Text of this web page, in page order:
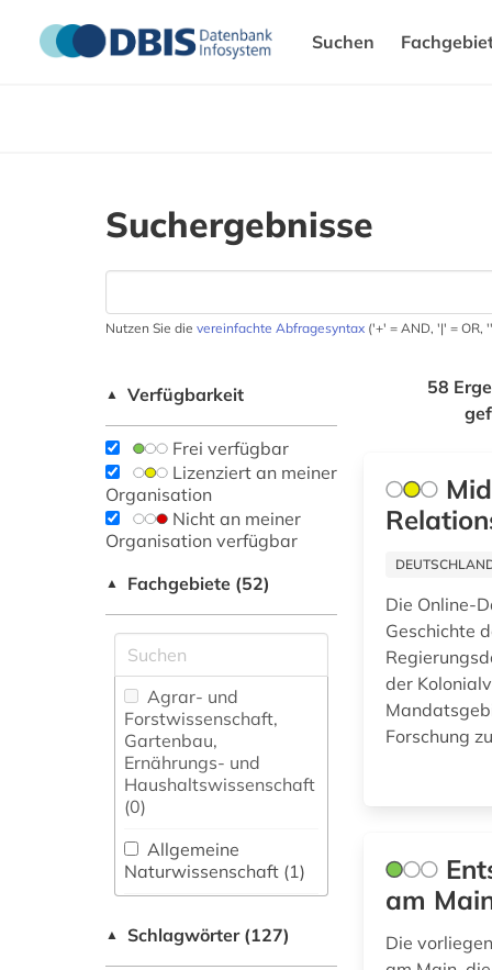
Suchen
Suchergebnisse
Nutzen Sie die vereinfachte Abfragesyntax ('+' = AND, '|' = OR,
▲ Verfügbarkeit
Frei verfügbar
Lizenziert an meiner
Organisation
Nicht an meiner
Organisation verfügbar
▲ Fachgebiete (52)
Agrar- und
Forstwissenschaft,
Gartenbau,
Ernährungs- und
Haushaltswissenschaft
(0)
Allgemeine
Naturwissenschaft (1)
fachübergreifende
▲ Schlagwörter (127)
58
Die Online-
Geschichte
der
Forschung
am
Die